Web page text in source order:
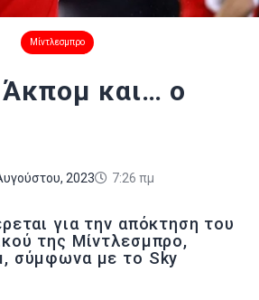
Μίντλεσμπρο
και… ο
2023 7:26 πμ
για την απόκτηση του
της Μίντλεσμπρο,
σύμφωνα με το Sky